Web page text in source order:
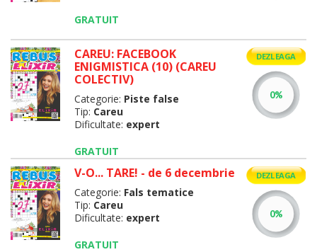
GRATUIT
CAREU: FACEBOOK
ENIGMISTICA (10) (CAREU
COLECTIV)
Categorie: Piste false
Tip: Careu
Dificultate: expert
GRATUIT
DEZLEAGA
V-O... TARE! - de 6 decembrie
Categorie: Fals tematice
Tip: Careu
Dificultate: expert
GRATUIT
DEZLEAGA